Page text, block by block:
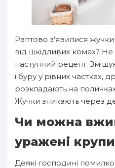
Раптово з'явилися жучки
від шкідливих комах?
наступний рецепт.
і буру у рівних частках,
розкладають на
Жучки зникають через
Чи можна
уражені
Деякі господині